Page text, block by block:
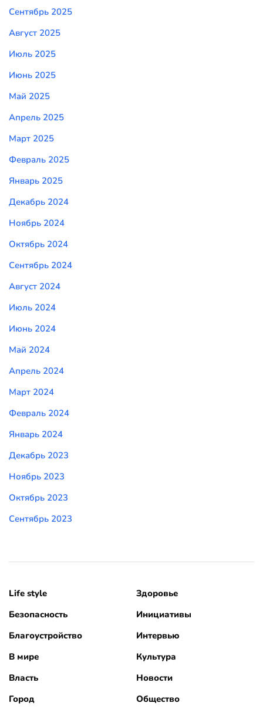
Сентябрь 2025
Август 2025
Июль 2025
Июнь 2025
Май 2025
Апрель 2025
Март 2025
Февраль 2025
Январь 2025
Декабрь 2024
Ноябрь 2024
Октябрь 2024
Сентябрь 2024
Август 2024
Июль 2024
Июнь 2024
Май 2024
Апрель 2024
Март 2024
Февраль 2024
Январь 2024
Декабрь 2023
Ноябрь 2023
Октябрь 2023
Сентябрь 2023
Life style
Безопасность
Благоустройство
В мире
Власть
Город
Здоровье
Инициативы
Интервью
Культура
Новости
Общество